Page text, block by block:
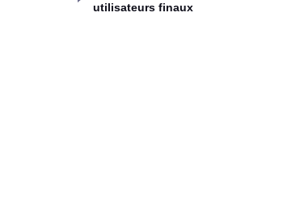
utilisateurs finaux